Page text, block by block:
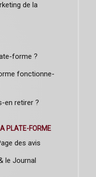
de la
forme ?
fonctionne-
en retirer ?
PLATE-FORME
des avis
le Journal